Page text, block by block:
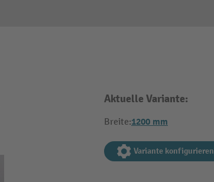
Aktuelle Variante:
Breite:1200 mm
Variante konfigurieren